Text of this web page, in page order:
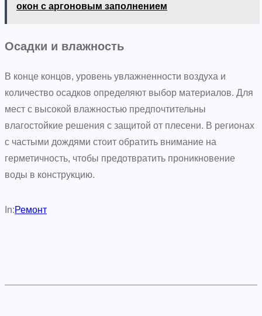
окон с аргоновым заполнением
Осадки и влажность
В конце концов, уровень увлажненности воздуха и
количество осадков определяют выбор материалов. Для
мест с высокой влажностью предпочтительны
влагостойкие решения с защитой от плесени. В регионах
с частыми дождями стоит обратить внимание на
герметичность, чтобы предотвратить проникновение
воды в конструкцию.
In:Ремонт